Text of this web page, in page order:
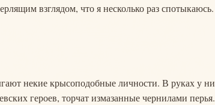
взглядом, что я несколько раз спотыкаюсь.
некие крысоподобные личности. В руках у
героев, торчат измазанные чернилами перья.